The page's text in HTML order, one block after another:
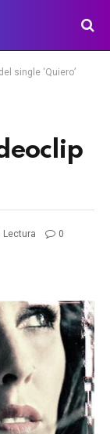
single ‘Quiero’
Lectura 0